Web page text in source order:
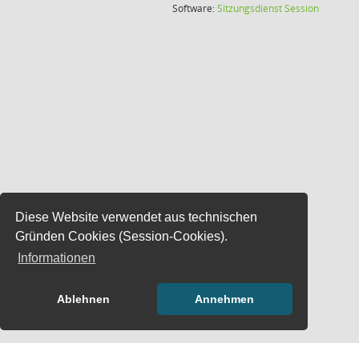
Diese Website verwendet aus technischen
Gründen Cookies (Session-Cookies).
Informationen
Ablehnen Annehmen
Software:SitzungsdienstSession(Wird in